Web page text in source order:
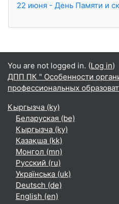
22 июня - День Памяти и
You are not logged in. (Log in)
ДПП ПК " Особенности
профессиональных
Кыргызча ‎(ky)‎
Беларуская ‎(be)‎
Кыргызча ‎(ky)‎
Қазақша ‎(kk)‎
Монгол ‎(mn)‎
Русский ‎(ru)‎
Українська ‎(uk)‎
Deutsch ‎(de)‎
English ‎(en)‎